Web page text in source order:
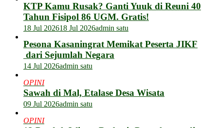
KTP Kamu Rusak? Ganti Yuuk di Reuni 40
Tahun Fisipol 86 UGM. Gratis!
18 Jul 202618 Jul 2026admin satu
Pesona Kasaningrat Memikat Peserta JIKF
dari Sejumlah Negara
14 Jul 2026admin satu
OPINI
Sawah di Mal, Etalase Desa Wisata
09 Jul 2026admin satu
OPINI